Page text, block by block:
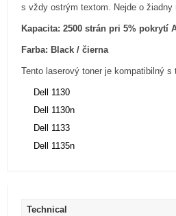
s vždy ostrým textom. Nejde o žiadny
Kapacita: 2500 strán pri 5% pokrytí
Farba: Black / čierna
Tento laserový toner je kompatibilný s
Dell 1130
Dell 1130n
Dell 1133
Dell 1135n
Technical